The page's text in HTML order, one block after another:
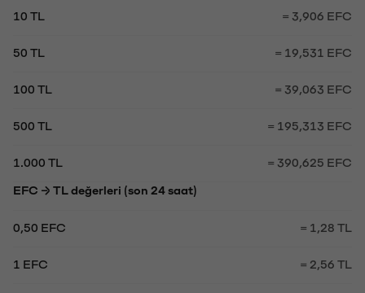
10 TL = 3,906 EFC
50 TL = 19,531 EFC
100 TL = 39,063 EFC
500 TL = 195,313 EFC
1.000 TL = 390,625 EFC
EFC → TL değerleri (son 24 saat)
0,50 EFC = 1,28 TL
1 EFC = 2,56 TL